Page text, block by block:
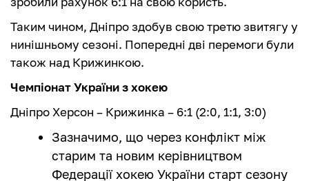
Таким чином, Дніпро здобув свою третю звитягу у
нинішньому сезоні. Попередні дві перемоги були
також над Крижинкою.
Чемпіонат України з хокею
Дніпро Херсон – Крижинка – 6:1 (2:0, 1:1, 3:0)
Зазначимо, що через конфлікт між
старим та новим керівництвом
Федерації хокею України старт сезону